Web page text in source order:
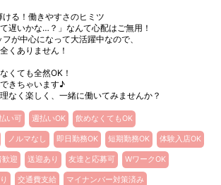
る！働きやすさのヒミツ
遅いかな…？」なんて心配はご無用！
が中心になって大活躍中なので、
くありません！
くても全然OK！
きちゃいます♪
なく楽しく、一緒に働いてみませんか？
い可 週払いOK 飲めなくてもOK
ノルマなし 即日勤務OK 短期勤務OK 体験入店OK
歓迎 送迎あり 友達と応募可 WワークOK
交通費支給 マイナンバー対策済み